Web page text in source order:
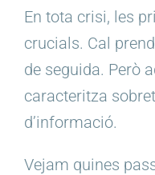
En tota crisi, les
crucials. Cal
de seguida. Però
caracteritza
d’informació.
Vejam quines